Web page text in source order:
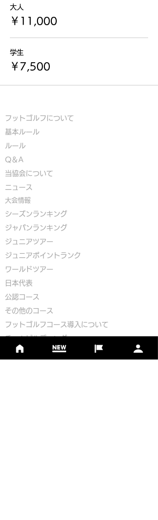
大人
￥11,000
学生
￥7,500
フットゴルフについて
基本ルール
ルール
Q＆A
​当協会について
​ニュース
大会情報
シーズンランキング
ジャパンランキング
ジュニアツアー
ジュニアポイントランク
​ワールドツアー
​​日本代表
公認コース
​その他のコース
​ フットゴルフコース導入について
​チームビルディング
選手登録​